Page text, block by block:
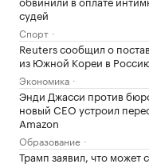
судей
Спорт
Reuters сообщил о
из Южной Кореи в
Экономика
Энди Джасси против
новый CEO устроил
Amazon
Образование
Трамп заявил, что может